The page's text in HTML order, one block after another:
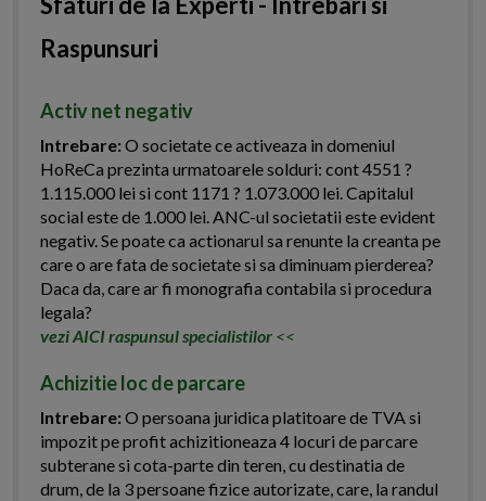
Raspunsuri
Activ net negativ
Intrebare:O societate ce activeaza in domeniul
HoReCa prezinta urmatoarele solduri: cont 4551 ?
1.115.000 lei si cont 1171 ? 1.073.000 lei. Capitalul
social este de 1.000 lei. ANC-ul societatii este evident
negativ. Se poate ca actionarul sa renunte la creanta pe
care o are fata de societate si sa diminuam pierderea?
Daca da, care ar fi monografia contabila si procedura
legala?
vezi AICI raspunsul specialistilor <<
Achizitie loc de parcare
Intrebare:O persoana juridica platitoare de TVA si
impozit pe profit achizitioneaza 4 locuri de parcare
subterane si cota-parte din teren, cu destinatia de
drum, de la 3 persoane fizice autorizate, care, la randul